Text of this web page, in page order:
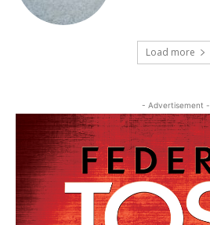
Load more
- Advertisement -